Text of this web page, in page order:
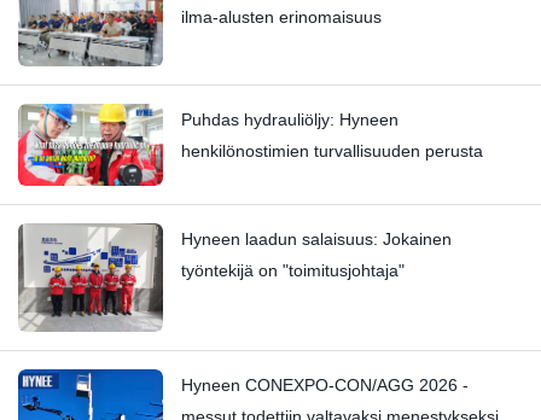
ilma-alusten erinomaisuus
Puhdas hydrauliöljy: Hyneen
henkilönostimien turvallisuuden perusta
Hyneen laadun salaisuus: Jokainen
työntekijä on "toimitusjohtaja"
Hyneen CONEXPO-CON/AGG 2026 -